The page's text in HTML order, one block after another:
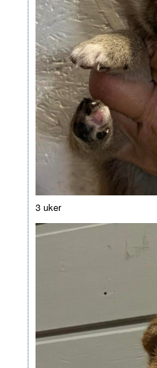
3 uker